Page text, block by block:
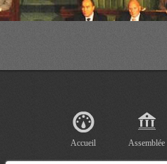
Accueil Assemblée